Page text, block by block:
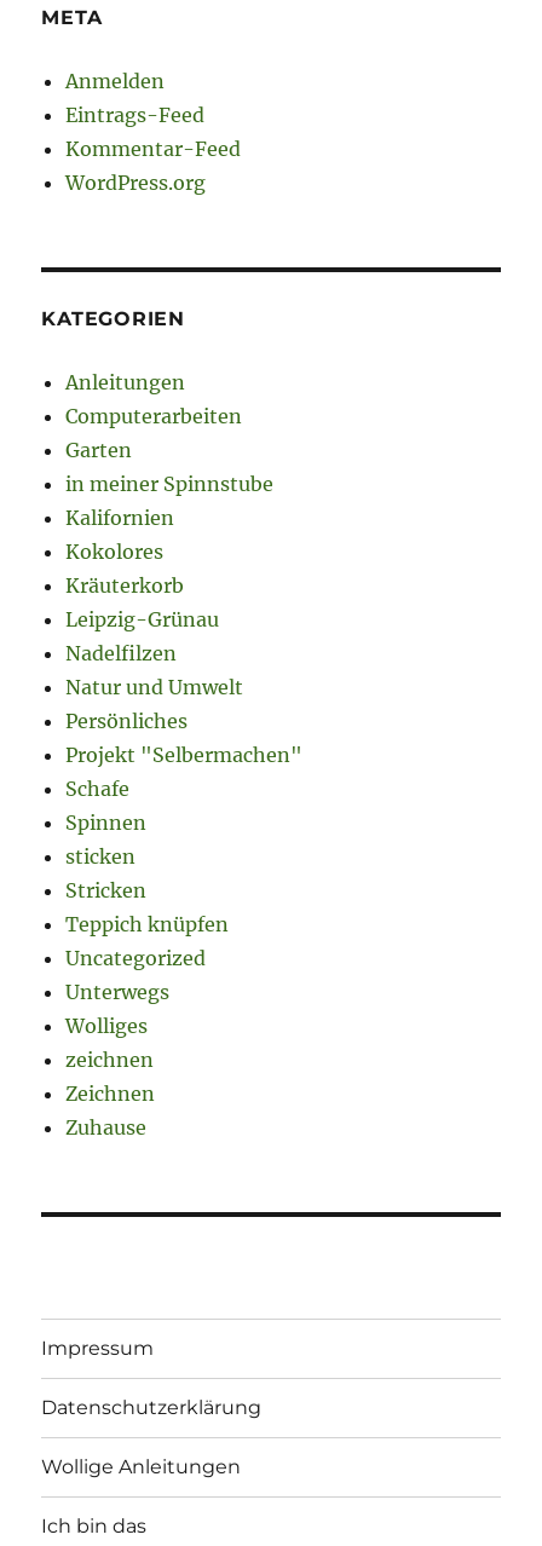
META
Anmelden
Eintrags-Feed
Kommentar-Feed
WordPress.org
KATEGORIEN
Anleitungen
Computerarbeiten
Garten
in meiner Spinnstube
Kalifornien
Kokolores
Kräuterkorb
Leipzig-Grünau
Nadelfilzen
Natur und Umwelt
Persönliches
Projekt "Selbermachen"
Schafe
Spinnen
sticken
Stricken
Teppich knüpfen
Uncategorized
Unterwegs
Wolliges
zeichnen
Zeichnen
Zuhause
Impressum
Datenschutzerklärung
Wollige Anleitungen
Ich bin das